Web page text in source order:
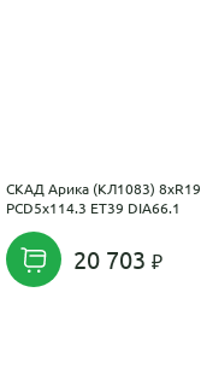
СКАД Арика (КЛ1083) 8xR19
PCD5x114.3 ET39 DIA66.1
20 703